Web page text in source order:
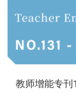
教师增能专